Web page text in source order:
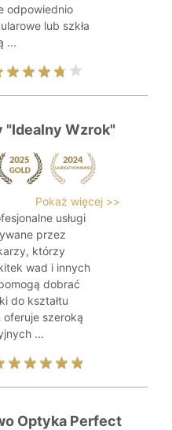
odpowiednio
lub szkła
...
"Idealny Wzrok"
Pokaż więcej >>
usługi
przez
którzy
wad i innych
dobrać
do kształtu
oferuje szeroką
...
Optyka Perfect